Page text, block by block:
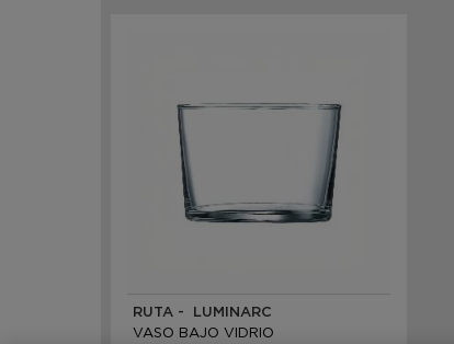
RUTA - LUMINARC
VASO BAJO VIDRIO